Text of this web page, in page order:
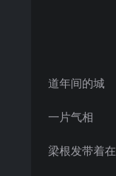
道年间的城
一片气相
梁根发带着在